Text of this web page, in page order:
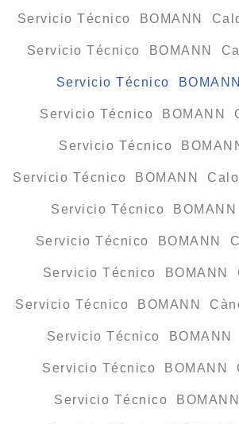
Servicio Técnico BOMANN
Servicio Técnico BOMANN
Servicio Técnico
Servicio Técnico BOMANN
Servicio Técnico
Servicio Técnico BOMANN
Servicio Técnico
Servicio Técnico BOMANN
Servicio Técnico BOMANN
Servicio Técnico BOMANN
Servicio Técnico BOMANN
Servicio Técnico BOMANN
Servicio Técnico